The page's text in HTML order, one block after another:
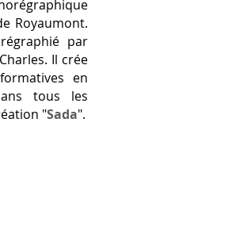
Royaumont.
par
Il crée
en
tous les
"Sada".